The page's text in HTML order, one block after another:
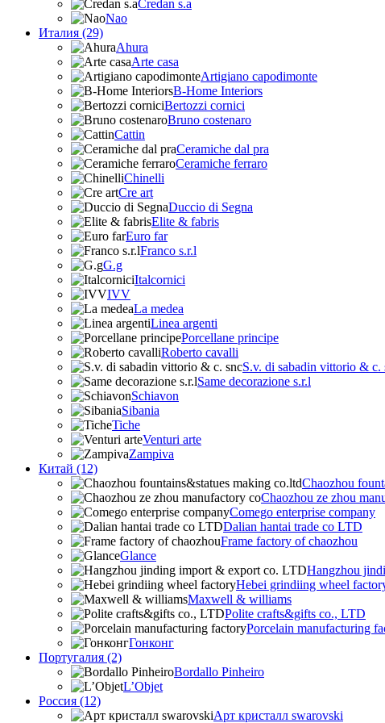
Credan s.a
Nao
Италия (29)
Ahura
Arte casa
Artigiano capodimonte
B-Home Interiors
Bertozzi cornici
Bruno costenaro
Cattin
Ceramiche dal pra
Ceramiche ferraro
Chinelli
Cre art
Duccio di Segna
Elite & fabris
Euro far
Franco s.r.l
G.g
Italcornici
IVV
La medea
Linea argenti
Porcellane principe
Roberto cavalli
S.v. di sabadin vittorio & c.
Same decorazione s.r.l
Schiavon
Sibania
Tiche
Venturi arte
Zampiva
Китай (12)
Chaozhou
Chaozhou ze zhou
Comego enterprise company
Dalian hantai trade co LTD
Frame factory of chaozhou
Glance
Hangzhou
Hebei grindiing wheel
Maxwell & williams
Polite crafts&gifts co., LTD
Porcelain manufacturing
Гонконг
Португалия (2)
Bordallo Pinheiro
L’Objet
Россия (12)
Арт кристалл swarovski